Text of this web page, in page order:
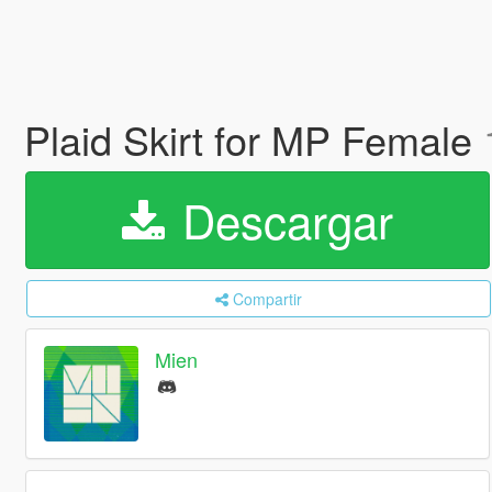
Plaid Skirt for MP Female
Descargar
Compartir
Mien